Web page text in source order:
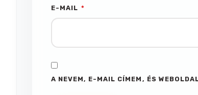
E-MAIL *
A NEVEM, E-MAIL CÍMEM, ÉS